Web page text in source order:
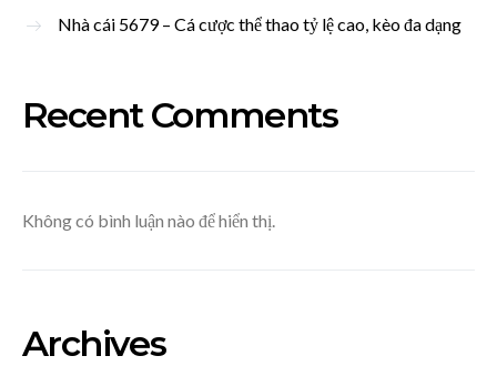
Nhà cái 5679 – Cá cược thể thao tỷ lệ cao, kèo đa dạng
Recent Comments
Không có bình luận nào để hiển thị.
Archives